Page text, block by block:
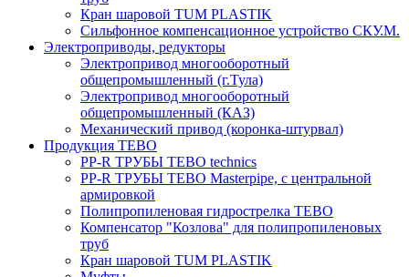
Кран шаровой TUM PLASTIK
Сильфонное компенсационное устройство СКУ.М.
Электроприводы, редукторы
Электропривод многооборотный
общепромышленный (г.Тула)
Электропривод многооборотный
общепромышленный (КАЗ)
Механический привод (коронка-штурвал)
Продукция TEBO
PP-R ТРУБЫ TEBO technics
PP-R ТРУБЫ TEBO Masterpipe, с центральной
армировкой
Полипропиленовая гидрострелка ТЕВО
Компенсатор "Козлова" для полипропиленовых
труб
Кран шаровой TUM PLASTIK